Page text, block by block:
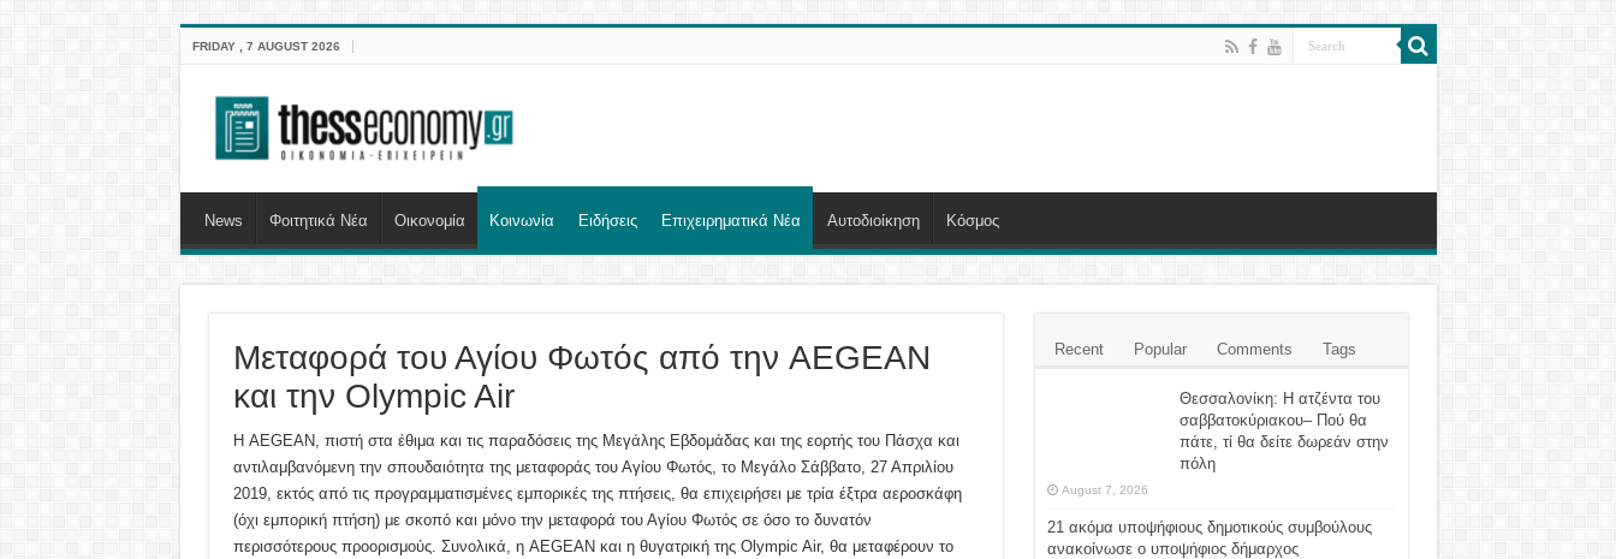
FRIDAY , 7 AUGUST 2026
News Φοιτητικά Νέα Οικονομία Κοινωνία Ειδήσεις Επιχειρηματικά Νέα Αυτοδιοίκηση Κόσμος
Μεταφορά του Αγίου Φωτός από την AEGEAN
και την Olympic Air
Η AEGEAN, πιστή στα έθιμα και τις παραδόσεις της Μεγάλης Εβδομάδας και της εορτής του Πάσχα και
αντιλαμβανόμενη την σπουδαιότητα της μεταφοράς του Αγίου Φωτός, το Μεγάλο Σάββατο, 27 Απριλίου
2019, εκτός από τις προγραμματισμένες εμπορικές της πτήσεις, θα επιχειρήσει με τρία έξτρα αεροσκάφη
(όχι εμπορική πτήση) με σκοπό και μόνο την μεταφορά του Αγίου Φωτός σε όσο το δυνατόν
περισσότερους προορισμούς. Συνολικά, η AEGEAN και η θυγατρική της Olympic Air, θα μεταφέρουν το
Recent Popular Comments Tags
Θεσσαλονίκη: Η ατζέντα του
σαββατοκύριακου– Πού θα
πάτε, τί θα δείτε δωρεάν στην
πόλη
August 7, 2026
21 ακόμα υποψήφιους δημοτικούς συμβούλους
ανακοίνωσε ο υποψήφιος δήμαρχος